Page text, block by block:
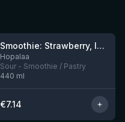
Nog 1Smoothie: Strawberry, lychee, banana & coconut
Hopalaa
Sour - Smoothie / Pastry
440 ml
€7.14
★ 3.61